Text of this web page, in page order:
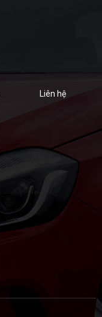
Liên hệ